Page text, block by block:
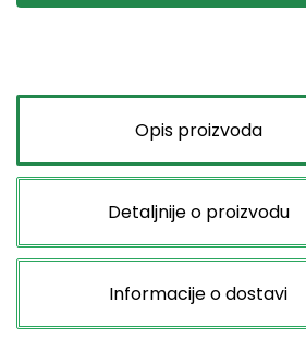
Opis proizvoda
Detaljnije o proizvodu
Informacije o dostavi